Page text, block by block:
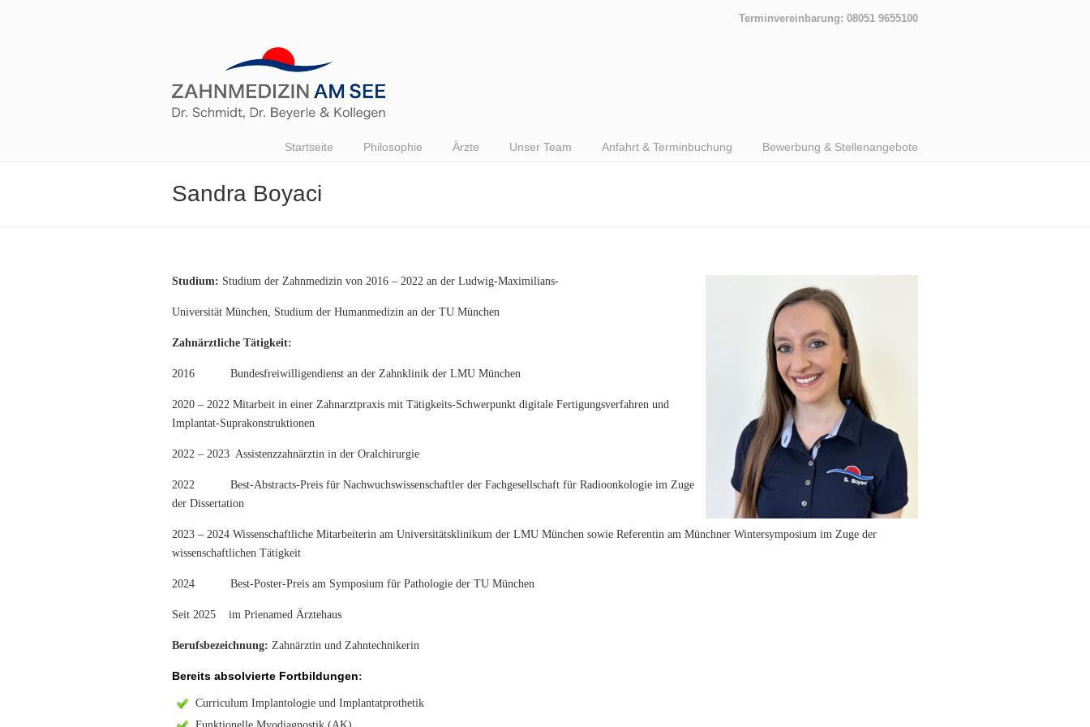
Terminvereinbarung: 08051 9655100
Startseite Philosophie Ärzte Unser Team Anfahrt & Terminbuchung Bewerbung & Stellenangebote
Sandra Boyaci
Studium: Studium der Zahnmedizin von 2016 – 2022 an der Ludwig-Maximilians-
Universität München, Studium der Humanmedizin an der TU München
Zahnärztliche Tätigkeit:
2016 Bundesfreiwilligendienst an der Zahnklinik der LMU München
2020 – 2022 Mitarbeit in einer Zahnarztpraxis mit Tätigkeits-Schwerpunkt digitale Fertigungsverfahren und
Implantat-Suprakonstruktionen
2022 – 2023 Assistenzzahnärztin in der Oralchirurgie
2022 Best-Abstracts-Preis für Nachwuchswissenschaftler der Fachgesellschaft für Radioonkologie im Zuge
der Dissertation
2023 – 2024 Wissenschaftliche Mitarbeiterin am Universitätsklinikum der LMU München sowie Referentin am Münchner Wintersymposium im Zuge der
wissenschaftlichen Tätigkeit
2024 Best-Poster-Preis am Symposium für Pathologie der TU München
Seit 2025 im Prienamed Ärztehaus
Berufsbezeichnung: Zahnärztin und Zahntechnikerin
Bereits absolvierte Fortbildungen:
Curriculum Implantologie und Implantatprothetik